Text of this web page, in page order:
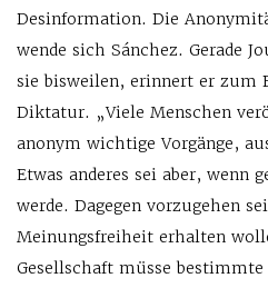
Desinformation. Die
wende sich Sánchez. Gerade
sie bisweilen, erinnert er zum
Diktatur. „Viele Menschen
anonym wichtige Vorgänge,
Etwas anderes sei aber, wenn
werde. Dagegen vorzugehen
Meinungsfreiheit erhalten
Gesellschaft müsse